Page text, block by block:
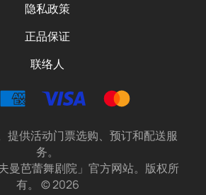
隐私政策
正品保证
联络人
提供活动门票选购、预订和配送服
务。
曼芭蕾舞剧院」官方网站。版权所
有。
©2026